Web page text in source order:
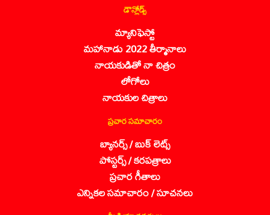
డౌన్లోడ్స్
మ్యానిఫెస్టో
మహానాడు 2022 తీర్మానాలు
నాయకుడితో నా చిత్రం
లోగోలు
నాయకుల చిత్రాలు
ప్రచార సమాచారం
బ్యానర్స్ / బుక్ లెట్స్
పోస్టర్స్ / కరపత్రాలు
ప్రచార గీతాలు
ఎన్నికల సమాచారం / సూచనలు